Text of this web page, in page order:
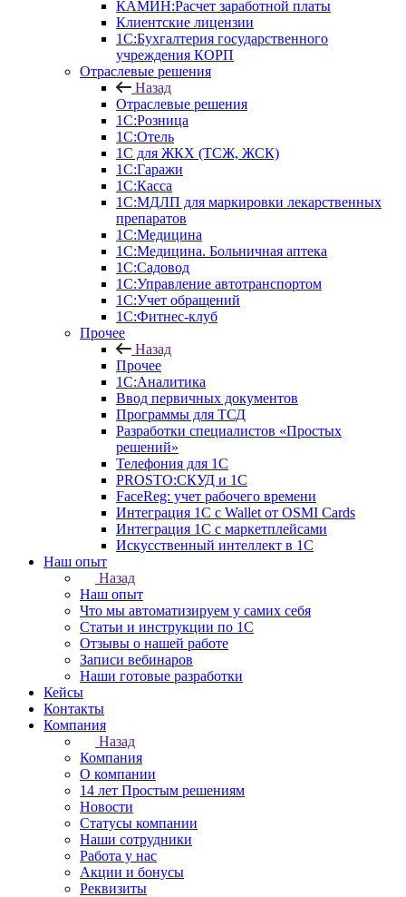
КАМИН:Расчет заработной платы
Клиентские лицензии
1С:Бухгалтерия государственного
учреждения КОРП
Отраслевые решения
Назад
Отраслевые решения
1С:Розница
1С:Отель
1С для ЖКХ (ТСЖ, ЖСК)
1С:Гаражи
1С:Касса
1С:МДЛП для маркировки лекарственных
препаратов
1С:Медицина
1С:Медицина. Больничная аптека
1С:Садовод
1С:Управление автотранспортом
1С:Учет обращений
1С:Фитнес-клуб
Прочее
Назад
Прочее
1С:Аналитика
Ввод первичных документов
Программы для ТСД
Разработки специалистов «Простых
решений»
Телефония для 1С
PROSTO:СКУД и 1С
FaceReg: учет рабочего времени
Интеграция 1С с Wallet от OSMI Cards
Интеграция 1С с маркетплейсами
Искусственный интеллект в 1С
Наш опыт
Назад
Наш опыт
Что мы автоматизируем у самих себя
Статьи и инструкции по 1С
Отзывы о нашей работе
Записи вебинаров
Наши готовые разработки
Кейсы
Контакты
Компания
Назад
Компания
О компании
14 лет Простым решениям
Новости
Статусы компании
Наши сотрудники
Работа у нас
Акции и бонусы
Реквизиты